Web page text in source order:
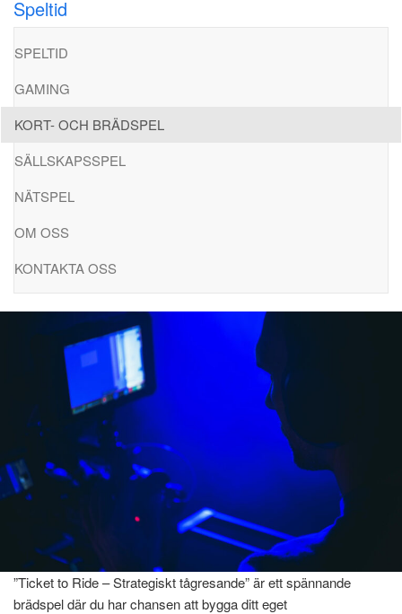
Hoppa
innehåll
Speltid
SPELTID
GAMING
KORT- OCH BRÄDSPEL
SÄLLSKAPSSPEL
NÄTSPEL
OM OSS
KONTAKTA OSS
Hem »Kort- och brädspel»Ticket to Ride
”Ticket to Ride – Strategiskt tågresande” är ett spännande
brädspel där du har chansen att bygga ditt eget